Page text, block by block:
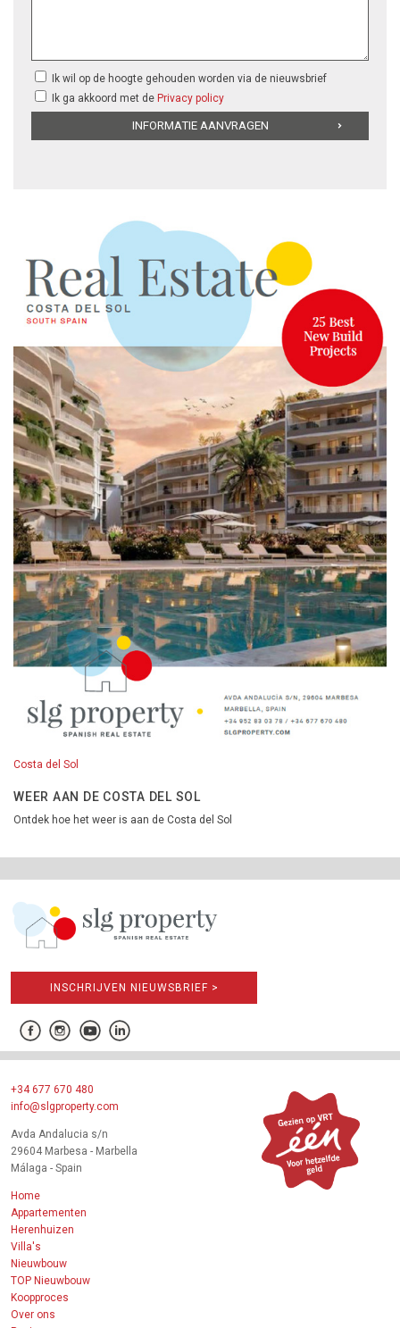
Ik wil op de hoogte gehouden worden via de nieuwsbrief
Ik ga akkoord met de Privacy policy
Costa del Sol
WEER AAN DE COSTA DEL SOL
Ontdek hoe het weer is aan de Costa del Sol
INSCHRIJVEN NIEUWSBRIEF >
+34 677 670 480
info@slgproperty.com
Avda Andalucia s/n
29604 Marbesa - Marbella
Málaga - Spain
Home
Appartementen
Herenhuizen
Villa's
Nieuwbouw
TOP Nieuwbouw
Koopproces
Over ons